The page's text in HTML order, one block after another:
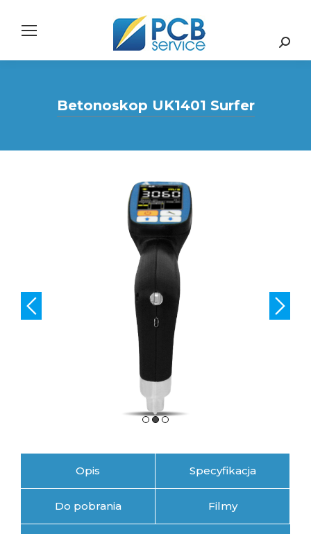
Search:
Betonoskop UK1401 Surfer
Opis Specyfikacja
Do pobrania Filmy